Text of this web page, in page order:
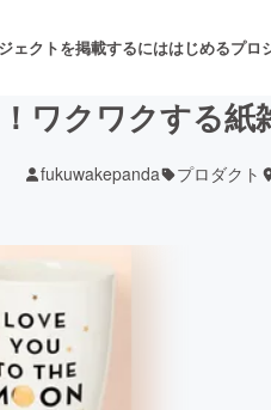
ェクトを掲載するにははじめるプロ
ービス開発
ワクワクする紙
fukuwakepanda プロダクト